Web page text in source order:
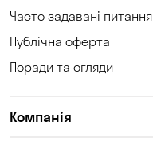
Крюківщина
Часто задавані питання
Публічна оферта
Поради та огляди
Компанія